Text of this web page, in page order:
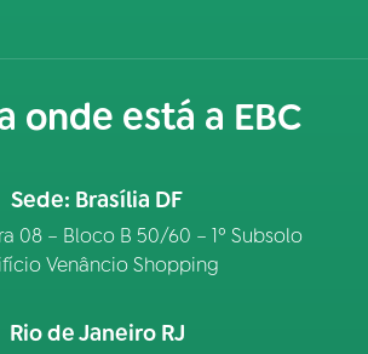
onde está a EBC
Sede: Brasília DF
08 – Bloco B 50/60 – 1º Subsolo
Venâncio Shopping
Rio de Janeiro RJ